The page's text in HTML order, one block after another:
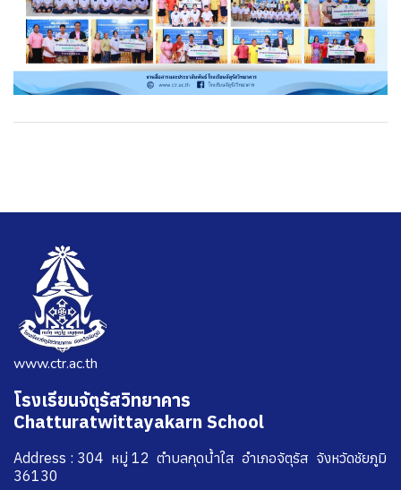
www.ctr.ac.th
โรงเรียนจัตุรัสวิทยาคาร
Chatturatwittayakarn School
Address : 304 หมู่ 12 ตำบลกุดน้ำใส อำเภอจัตุรัส จังหวัดชัยภูมิ
36130